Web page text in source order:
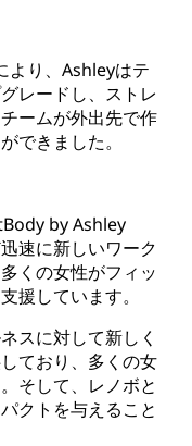
より、Ashleyはテ
レードし、ストレ
ームが外出先で作
できました。
by Ashley
速に新しいワーク
くの女性がフィッ
援しています。
スに対して新しく
ており、多くの女
そして、レノボと
クトを与えること